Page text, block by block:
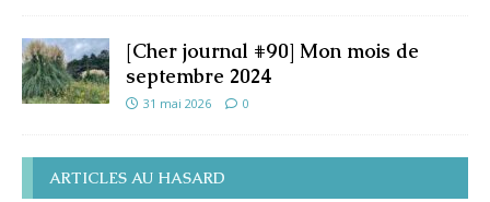
[Cher journal #90] Mon mois de
septembre 2024
31 mai 2026 0
ARTICLES AU HASARD